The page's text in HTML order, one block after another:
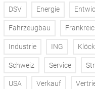
DSV Energie
Fahrzeugbau
Industrie ING
Schweiz Service
USA Verkauf